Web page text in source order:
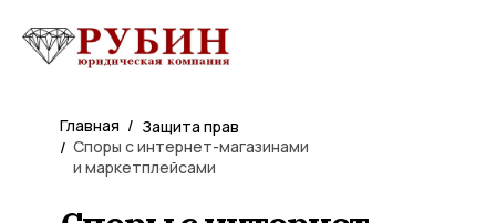
Главная Защита прав
/
Споры с интернет-магазинами
и маркетплейсами
/